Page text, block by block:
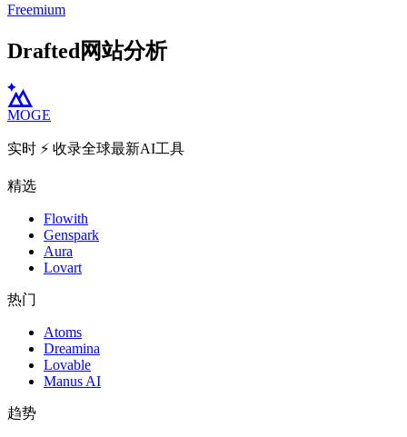
Freemium
Drafted网站分析
MOGE
实时 ⚡️ 收录全球最新AI工具
精选
Flowith
Genspark
Aura
Lovart
热门
Atoms
Dreamina
Lovable
Manus AI
趋势